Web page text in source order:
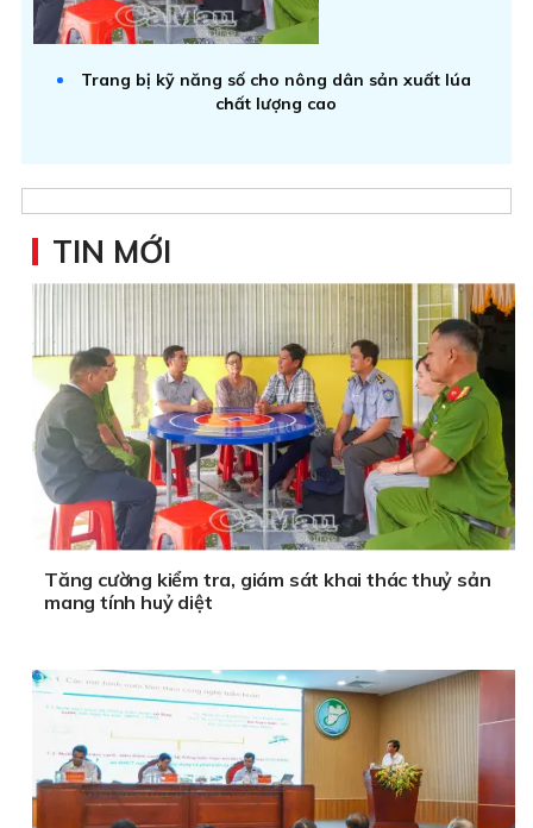
Trang bị kỹ năng số cho nông dân sản xuất lúa
chất lượng cao
TIN MỚI
Tăng cường kiểm tra, giám sát khai thác thuỷ sản
mang tính huỷ diệt